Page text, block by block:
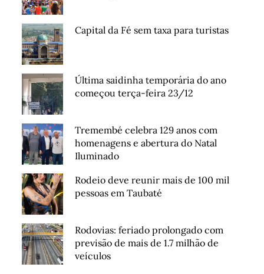
Capital da Fé sem taxa para turistas
Última saidinha temporária do ano
começou terça-feira 23/12
Tremembé celebra 129 anos com
homenagens e abertura do Natal
Iluminado
Rodeio deve reunir mais de 100 mil
pessoas em Taubaté
Rodovias: feriado prolongado com
previsão de mais de 1.7 milhão de
veículos